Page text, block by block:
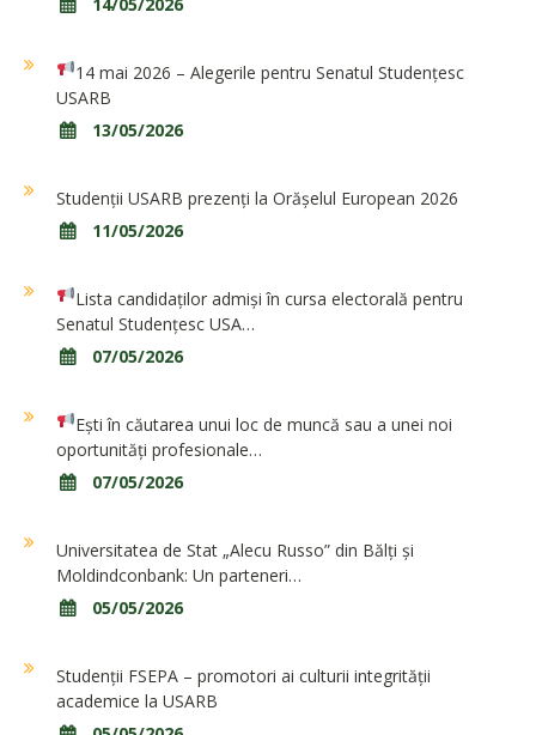
14 mai 2026 – Alegerile pentru Senatul Studențesc
USARB
13/05/2026
Studenții USARB prezenți la Orășelul European 2026
11/05/2026
Lista candidaților admiși în cursa electorală pentru
Senatul Studențesc USA…
07/05/2026
Ești în căutarea unui loc de muncă sau a unei noi
oportunități profesionale…
07/05/2026
Universitatea de Stat „Alecu Russo” din Bălți și
Moldindconbank: Un parteneri…
05/05/2026
Studenții FSEPA – promotori ai culturii integrității
academice la USARB